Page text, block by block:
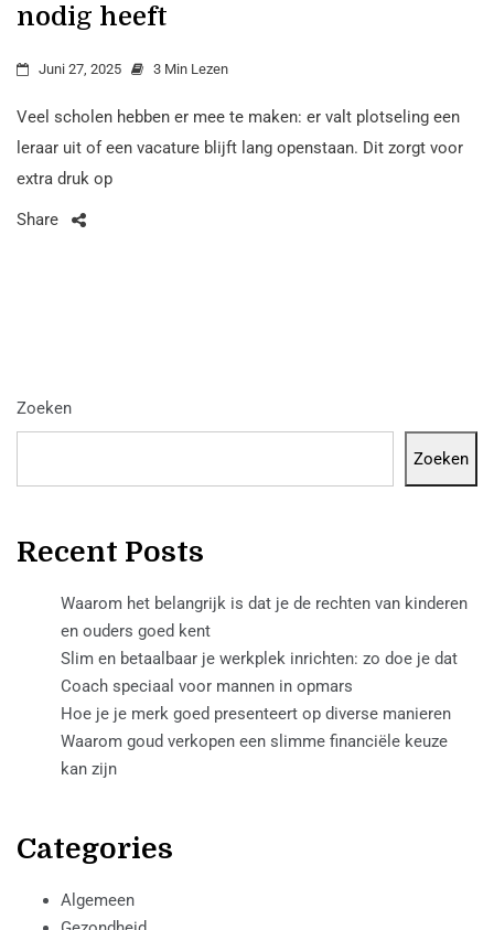
nodig heeft
Juni 27, 2025 3 Min Lezen
Veel scholen hebben er mee te maken: er valt plotseling een
leraar uit of een vacature blijft lang openstaan. Dit zorgt voor
extra druk op
Share
Zoeken
Zoeken
Recent Posts
Waarom het belangrijk is dat je de rechten van kinderen
en ouders goed kent
Slim en betaalbaar je werkplek inrichten: zo doe je dat
Coach speciaal voor mannen in opmars
Hoe je je merk goed presenteert op diverse manieren
Waarom goud verkopen een slimme financiële keuze
kan zijn
Categories
Algemeen